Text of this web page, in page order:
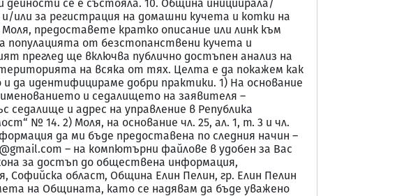
се е състояла. 10. Община инициирала/
или за регистрация на домашни кучета и котки на
предоставете кратко описание или линк към
популацията от безстопанствени кучета и
преглед ще включва публично достъпен анализ на
на всяка от тях. Целта е да покажем как
идентифицираме добри практики. 1) На основание
и седалището на заявителя –
седалище и адрес на управление в Република
№ 14. 2) Моля, на основание чл. 25, ал. 1, т. 3 и чл.
да ми бъде предоставена по следния начин –
– на компютърни файлове в удобен за Вас
за достъп до обществена информация,
Софийска област, Община Елин Пелин, гр. Елин Пелин
на Общината, като се надявам да бъде уважено